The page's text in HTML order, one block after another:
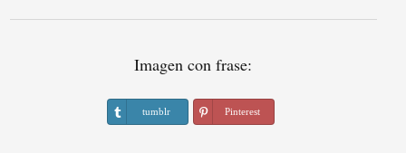
Imagen con frase:
tumblr Pinterest